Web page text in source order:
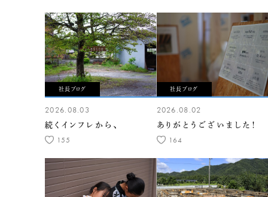
社長ブログ
2026.08.03
続くインフレから、
155
社長ブログ
2026.08.02
ありがとうございました！
164